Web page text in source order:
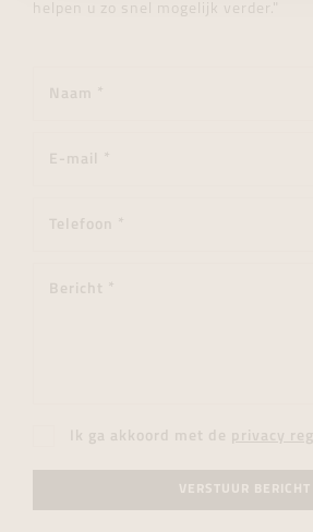
helpen u zo snel mogelijk verder."
Ik ga akkoord met de privacy
VERSTUUR BERICHT